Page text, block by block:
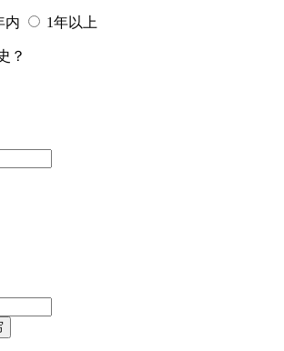
内 1年以上
？